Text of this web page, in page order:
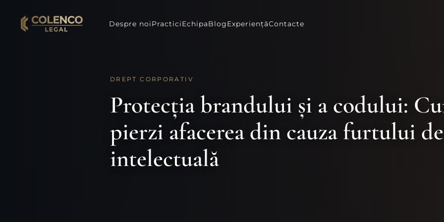
Despre noiPracticiEchipaBlogExperiențăContacte
DREPT CORPORATIV
Protecția brandului și a codului:
pierzi afacerea din cauza furtului
intelectuală